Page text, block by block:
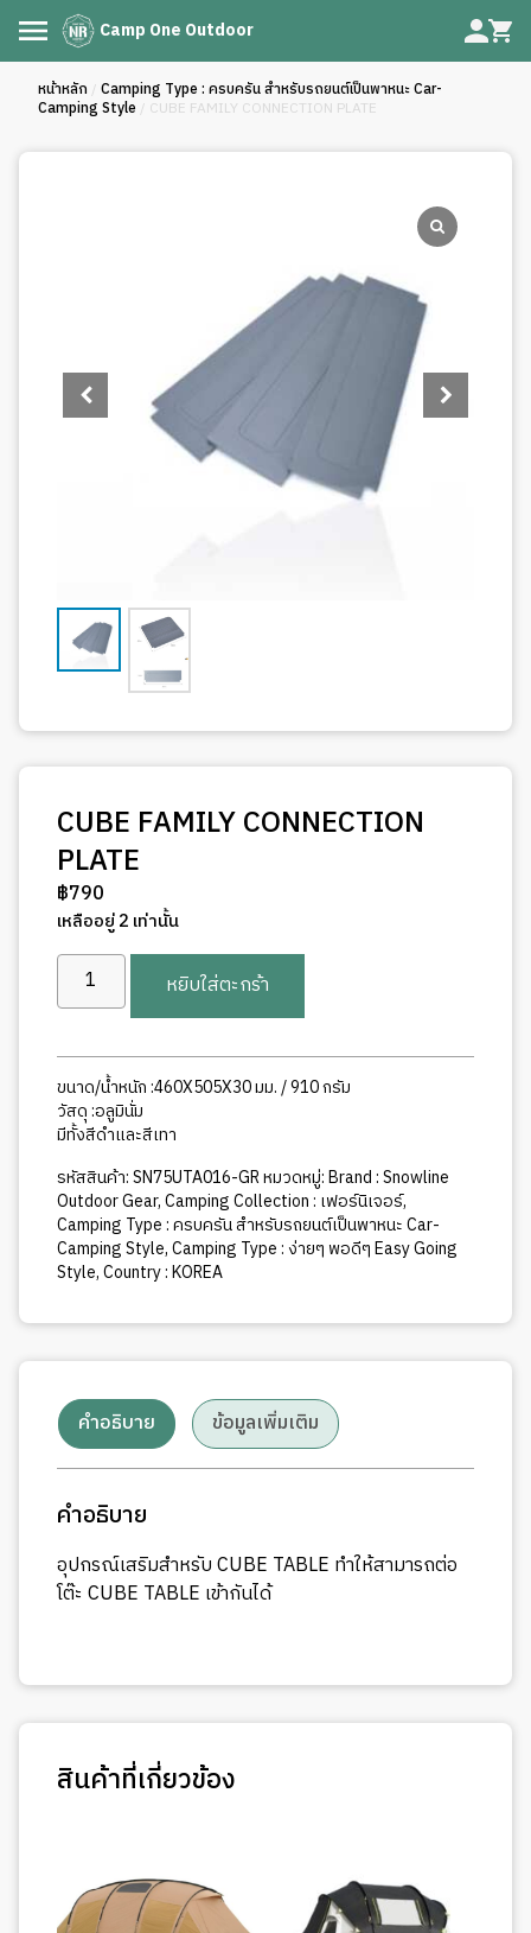
Camp One Outdoor
หน้าหลัก / Camping Type : ครบครัน สำหรับรถยนต์เป็นพาหนะ Car-
Camping Style / CUBE FAMILY CONNECTION PLATE
CUBE FAMILY CONNECTION
PLATE
฿790
เหลืออยู่ 2 เท่านั้น
จำนวน
CUBE
CONNECTION
PLATE
ชิ้น
หยิบใส่ตะกร้า
ขนาด/น้ำหนัก :460X505X30 มม. / 910 กรัม
วัสดุ :อลูมินั่ม
มีทั้งสีดำและสีเทา
รหัสสินค้า:SN75UTA016-GRหมวดหมู่:Brand : Snowline
Outdoor Gear,Camping Collection : เฟอร์นิเจอร์,
Camping Type : ครบครัน สำหรับรถยนต์เป็นพาหนะ Car-
Camping Style,Camping Type : ง่ายๆ พอดีๆ Easy Going
Style,Country : KOREA
คำอธิบาย ข้อมูลเพิ่มเติม
คำอธิบาย
อุปกรณ์เสริมสำหรับ CUBE TABLE ทำให้สามารถต่อ
โต๊ะ CUBE TABLE เข้ากันได้
สินค้าที่เกี่ยวข้อง